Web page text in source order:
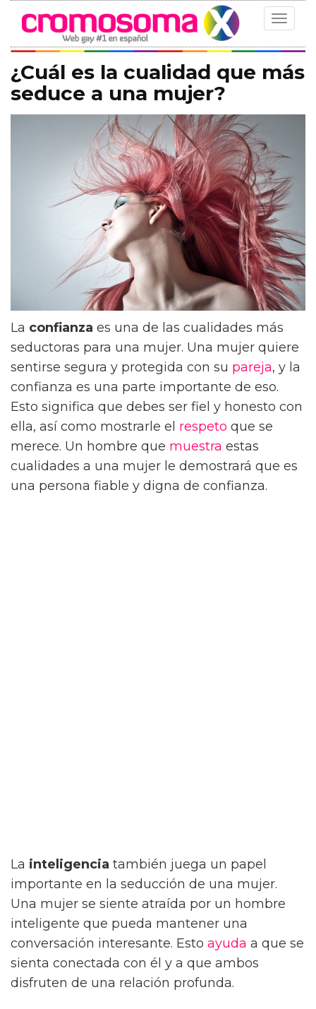
Toggle
¿Cuál es la cualidad que más
seduce a una mujer?
La confianza es una de las cualidades más
seductoras para una mujer. Una mujer quiere
sentirse segura y protegida con su pareja, y la
confianza es una parte importante de eso.
Esto significa que debes ser fiel y honesto con
ella, así como mostrarle el respeto que se
merece. Un hombre que muestra estas
cualidades a una mujer le demostrará que es
una persona fiable y digna de confianza.
La inteligencia también juega un papel
importante en la seducción de una mujer.
Una mujer se siente atraída por un hombre
inteligente que pueda mantener una
conversación interesante. Esto ayuda a que se
sienta conectada con él y a que ambos
disfruten de una relación profunda.